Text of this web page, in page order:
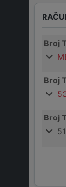
Broj
Broj
Broj